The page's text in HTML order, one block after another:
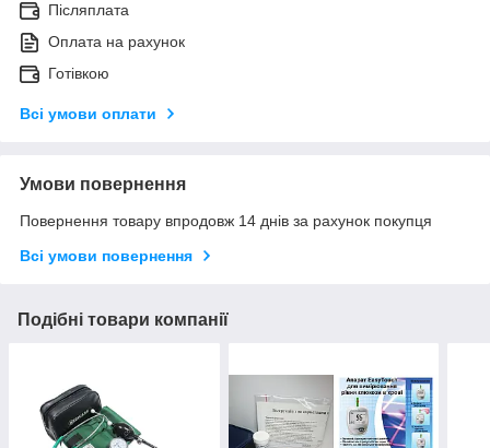
Післяплата
Оплата на рахунок
Готівкою
Всі умови оплати
Умови повернення
Повернення товару впродовж 14 днів за рахунок покупця
Всі умови повернення
Подібні товари компанії